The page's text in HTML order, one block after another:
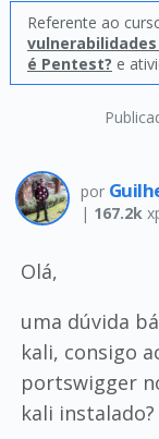
Referente ao
é Pentest? e
por
| 167.2k
Olá,
uma dúvida
kali, consigo
portswigger
kali instalado?